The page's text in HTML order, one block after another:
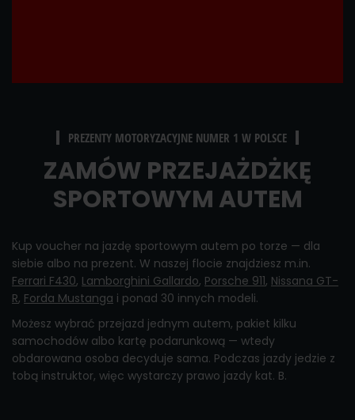
PREZENTY MOTORYZACYJNE NUMER 1 W POLSCE
ZAMÓW PRZEJAŻDŻKĘ
SPORTOWYM AUTEM
Kup voucher na jazdę sportowym autem po torze — dla
siebie albo na prezent. W naszej flocie znajdziesz m.in.
Ferrari F430, Lamborghini Gallardo, Porsche 911, Nissana GT-
R, Forda Mustanga i ponad 30 innych modeli.
Możesz wybrać przejazd jednym autem, pakiet kilku
samochodów albo kartę podarunkową — wtedy
obdarowana osoba decyduje sama. Podczas jazdy jedzie z
tobą instruktor, więc wystarczy prawo jazdy kat. B.